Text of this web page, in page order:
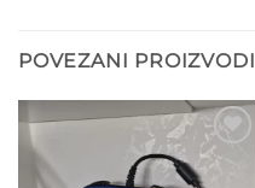
POVEZANI PROIZVODI
Add to
wishlist